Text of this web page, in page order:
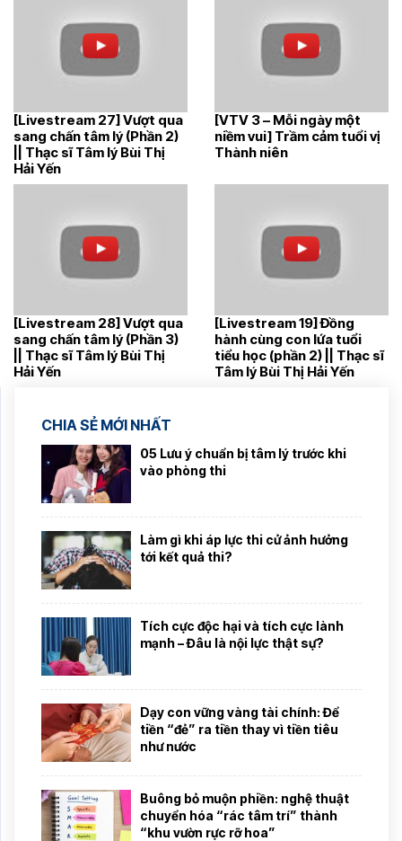
[Livestream 27] Vượt qua
sang chấn tâm lý (Phần 2)
|| Thạc sĩ Tâm lý Bùi Thị
Hải Yến
[VTV 3 – Mỗi ngày một
niềm vui] Trầm cảm tuổi vị
Thành niên
[Livestream 28] Vượt qua
sang chấn tâm lý (Phần 3)
|| Thạc sĩ Tâm lý Bùi Thị
Hải Yến
[Livestream 19] Đồng
hành cùng con lứa tuổi
tiểu học (phần 2) || Thạc sĩ
Tâm lý Bùi Thị Hải Yến
CHIA SẺ MỚI NHẤT
05 Lưu ý chuẩn bị tâm lý trước khi
vào phòng thi
Làm gì khi áp lực thi cử ảnh hưởng
tới kết quả thi?
Tích cực độc hại và tích cực lành
mạnh – Đâu là nội lực thật sự?
Dạy con vững vàng tài chính: Để
tiền “đẻ” ra tiền thay vì tiền tiêu
như nước
Buông bỏ muộn phiền: nghệ thuật
chuyển hóa “rác tâm trí” thành
“khu vườn rực rỡ hoa”